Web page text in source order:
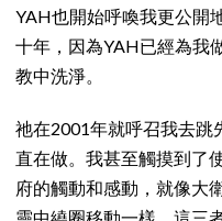
YAH也開始呼喚我更公開
十年，因為YAH已經為我
教中洗淨。
祂在2001年就呼召我去跳
直在做。我甚至觸摸到了
府的觸動和感動，就像大
靈中繞圈移動一樣。這三